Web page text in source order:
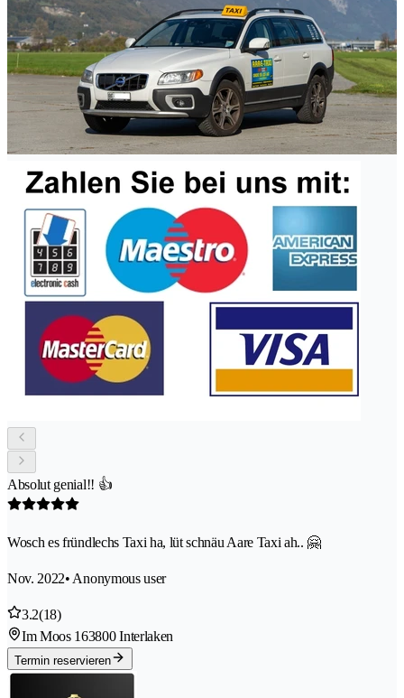
Absolut genial!! 👍
Wosch es fründlechs Taxi ha, lüt schnäu Aare Taxi ah.. 🤗
Nov. 2022• Anonymous user
3.2(18)
Im Moos 163800 Interlaken
Termin reservieren